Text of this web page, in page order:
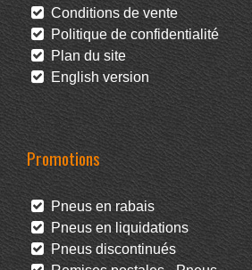
Conditions de vente
Politique de confidentialité
Plan du site
English version
Promotions
Pneus en rabais
Pneus en liquidations
Pneus discontinués